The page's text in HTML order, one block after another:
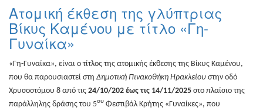
Σεμινάρια-
Διαλέξεις-
Ομιλίες
Διάφορες
Εκθέσεις
Εκδηλώσεις
για
Παιδιά
Ατομική έκθεση της γλύπτριας
Βίκυς Καμένου με τίτλο «Γη-
Γυναίκα»
«Γη-Γυναίκα», είναι ο τίτλος της ατομικής έκθεσης της Βίκυς Καμένου,
που θα παρουσιαστεί στη Δημοτική Πινακοθήκη Ηρακλείου στην οδό
Χρυσοστόμου 8 από τις 24/10/202 έως τις 14/11/2025 στο πλαίσιο της
παράλληλης δράσης του 5ου Φεστιβάλ Κρήτης «Γυναίκες», που